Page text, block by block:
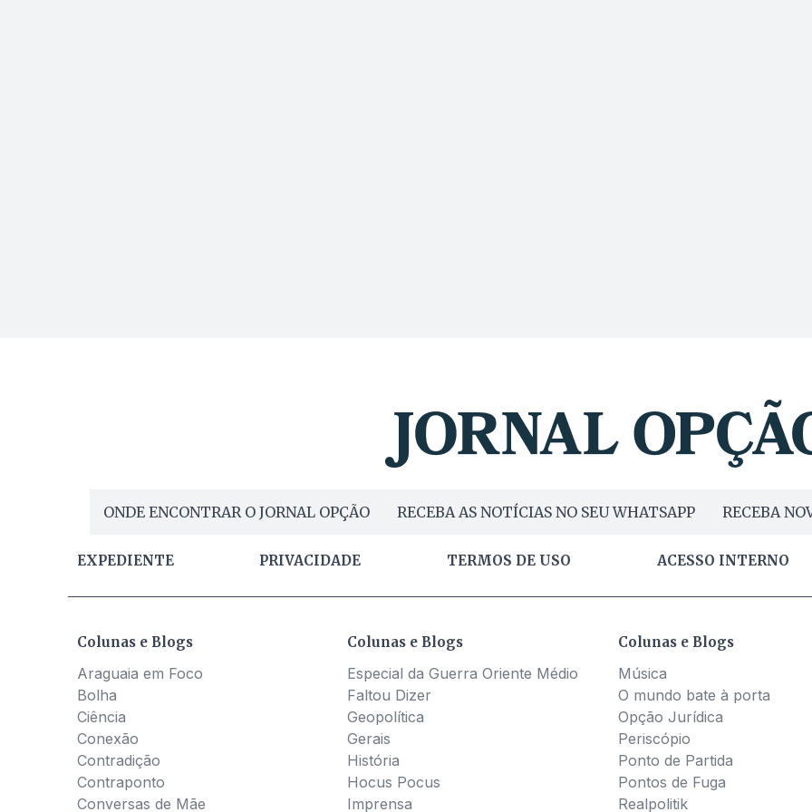
ONDE ENCONTRAR O JORNAL OPÇÃO RECEBA AS NOTÍCIAS NO SEU WHATSAPP RECEBA
EXPEDIENTE PRIVACIDADE TERMOS DE USO ACESSO INTERNO
Colunas e Blogs
Araguaia em Foco
Bolha
Ciência
Conexão
Contradição
Contraponto
Conversas de Mãe
Colunas e Blogs
Especial da Guerra Oriente Médio
Faltou Dizer
Geopolítica
Gerais
História
Hocus Pocus
Imprensa
Colunas e Blogs
Música
O mundo bate à porta
Opção Jurídica
Periscópio
Ponto de Partida
Pontos de Fuga
Realpolitik